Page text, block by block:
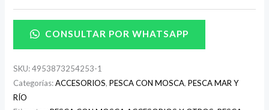
CONSULTAR POR WHATSAPP
SKU:4953873254253-1
Categorías:ACCESORIOS,PESCA CON MOSCA,PESCA MAR Y
RÍO